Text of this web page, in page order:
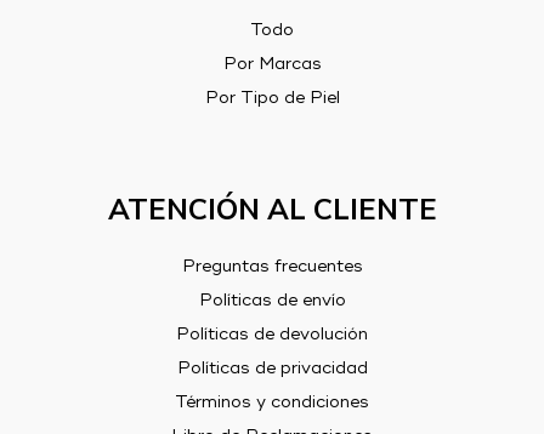
Todo
Por Marcas
Por Tipo de Piel
ATENCIÓN AL CLIENTE
Preguntas frecuentes
Políticas de envío
Políticas de devolución
Políticas de privacidad
Términos y condiciones